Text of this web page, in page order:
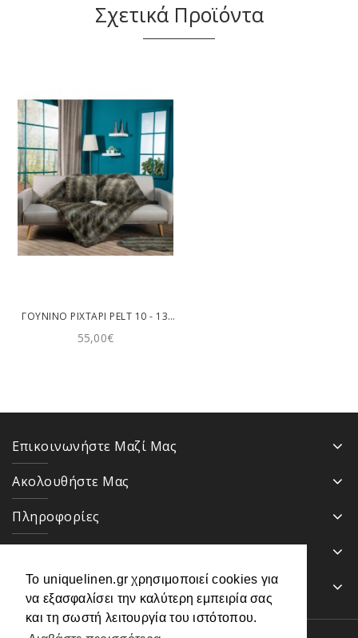
Το uniquelinen.gr χρησιμοποιεί cookies για
να εξασφαλίσει την καλύτερη εμπειρία σας
και τη σωστή λειτουργία του ιστότοπου.
Σχετικά Προϊόντα
ΓΟΎΝΙΝΟ ΡΙΧΤΆΡΙ PELT 10 - 130X160CM TEORAN
55,00€
Επικοινωνήστε Μαζί Μας
Ακολουθήστε Μας
Πληροφορίες
Ενημερωτικό Δελτίο